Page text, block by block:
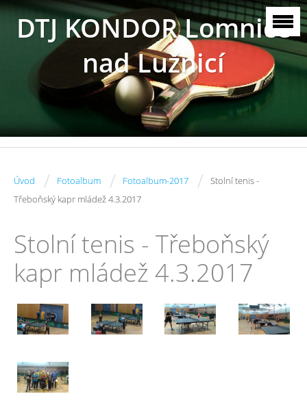
DTJ KONDOR Lomnice
nad Lužnicí
Úvod / Fotoalbum / Fotoalbum-2017 /
Stolní tenis -
Třeboňský kapr mládež 4.3.2017
Stolní tenis - Třeboňský
kapr mládež 4.3.2017